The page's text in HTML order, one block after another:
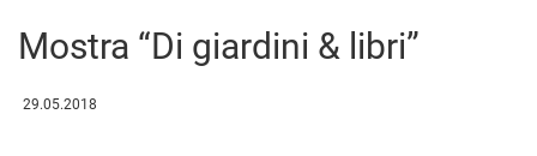
Mostra “Di giardini & libri”
29.05.2018